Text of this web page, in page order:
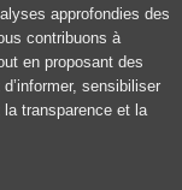
approfondies des
contribuons à
en proposant des
sensibiliser
transparence et la